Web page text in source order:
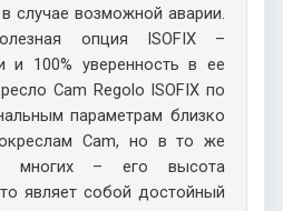
случае возможной аварии.
опция ISOFIX –
и 100% уверенность в ее
Cam Regolo ISOFIX по
параметрам близко
Cam, но в то же
многих –его высота
являет собой достойный